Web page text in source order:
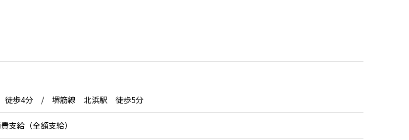
徒歩4分 / 堺筋線 北浜駅 徒歩5分
給（全額支給）